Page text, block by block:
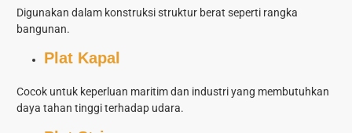
Digunakan dalam konstruksi struktur berat seperti rangka
bangunan.
Plat Kapal
Cocok untuk keperluan maritim dan industri yang membutuhkan
daya tahan tinggi terhadap udara.